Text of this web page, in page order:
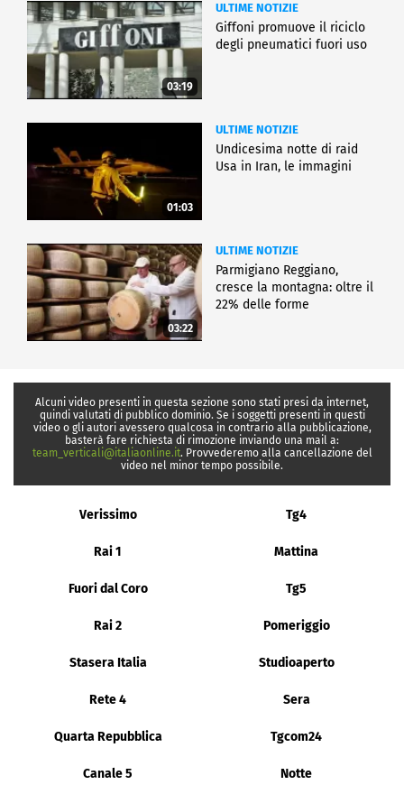
03:19
ULTIME NOTIZIE
Giffoni promuove il riciclo
degli pneumatici fuori uso
01:03
ULTIME NOTIZIE
Undicesima notte di raid
Usa in Iran, le immagini
03:22
ULTIME NOTIZIE
Parmigiano Reggiano,
cresce la montagna: oltre il
22% delle forme
Alcuni video presenti in questa sezione sono stati presi da internet,
quindi valutati di pubblico dominio. Se i soggetti presenti in questi
video o gli autori avessero qualcosa in contrario alla pubblicazione,
basterà fare richiesta di rimozione inviando una mail a:
team_verticali@italiaonline.it. Provvederemo alla cancellazione del
video nel minor tempo possibile.
Verissimo Tg4
Rai 1 Mattina
Fuori dal Coro Tg5
Rai 2 Pomeriggio
Stasera Italia Studioaperto
Rete 4 Sera
Quarta Repubblica Tgcom24
Canale 5 Notte